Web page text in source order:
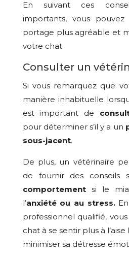
En suivant ces
importants, vous
portage plus agréable et
votre chat.
Consulter un
Si vous remarquez que
manière inhabituelle
est important de
pour déterminer s’il y a un
sous-jacent.
De plus, un vétérinaire
de fournir des conseils
comportementsi le
l’anxiété ou au stress.En
professionnel qualifié,
chat à se sentir plus à
minimiser sa détresse